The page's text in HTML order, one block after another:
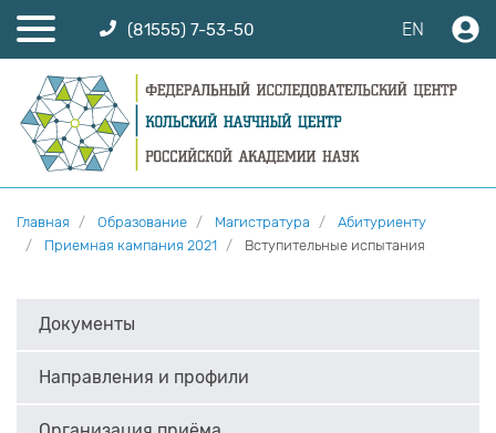
(81555) 7-53-50 EN
Главная Образование Магистратура
Абитуриенту
Приемная кампания 2021
Вступительные испытания
Документы
Направления и профили